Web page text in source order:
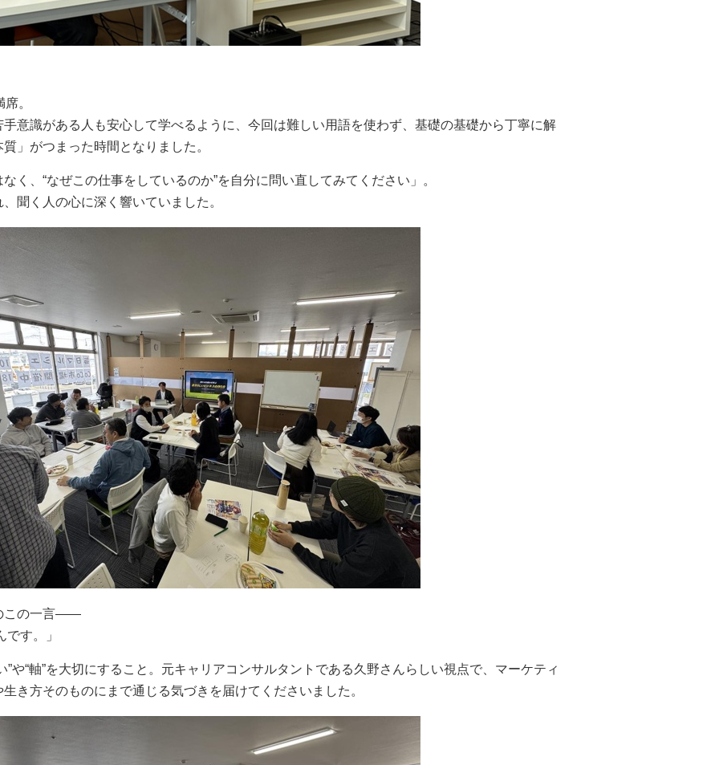
。
意識がある人も安心して学べるように、今回は難しい用語を使わず、基礎の基礎から丁寧に解
」がつまった時間となりました。
く、“なぜこの仕事をしているのか”を自分に問い直してみてください」。
聞く人の心に深く響いていました。
この一言――
です。」
や“軸”を大切にすること。元キャリアコンサルタントである久野さんらしい視点で、マーケティ
き方そのものにまで通じる気づきを届けてくださいました。